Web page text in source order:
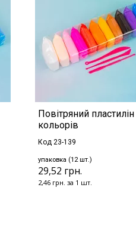
Повітряний
кольорів
Код 23-139
упаковка (12 шт.)
29,52 грн.
2,46 грн. за 1 шт.